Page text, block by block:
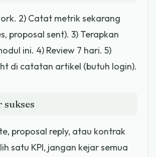
2) Catat metrik sekarang
proposal sent). 3) Terapkan
ini. 4) Review 7 hari. 5)
di catatan artikel (butuh login).
proposal reply, atau kontrak
satu KPI, jangan kejar semua